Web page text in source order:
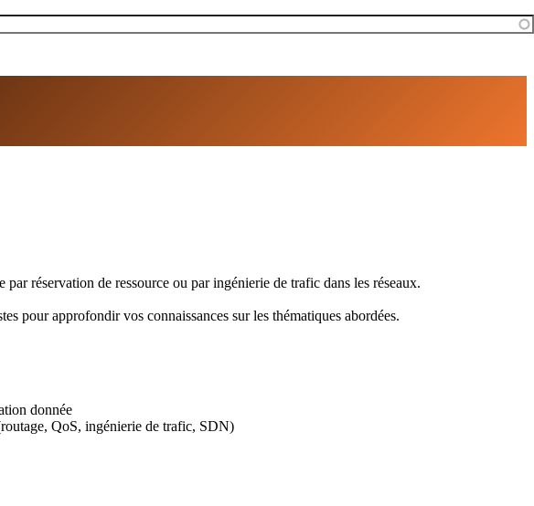
réservation de ressource ou par ingénierie de trafic dans les réseaux.
pour approfondir vos connaissances sur les thématiques abordées.
donnée
QoS, ingénierie de trafic, SDN)